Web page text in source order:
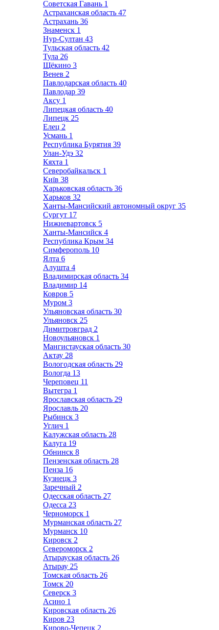
Советская Гавань 1
Астраханская область 47
Астрахань 36
Знаменск 1
Нур-Султан 43
Тульская область 42
Тула 26
Щёкино 3
Венев 2
Павлодарская область 40
Павлодар 39
Аксу 1
Липецкая область 40
Липецк 25
Елец 2
Усмань 1
Республика Бурятия 39
Улан-Удэ 32
Кяхта 1
Северобайкальск 1
Київ 38
Харьковская область 36
Харьков 32
Ханты-Мансийский автономный округ 35
Сургут 17
Нижневартовск 5
Ханты-Мансийск 4
Республика Крым 34
Симферополь 10
Ялта 6
Алушта 4
Владимирская область 34
Владимир 14
Ковров 5
Муром 3
Ульяновская область 30
Ульяновск 25
Димитровград 2
Новоульяновск 1
Мангистауская область 30
Актау 28
Вологодская область 29
Вологда 13
Череповец 11
Вытегра 1
Ярославская область 29
Ярославль 20
Рыбинск 3
Углич 1
Калужская область 28
Калуга 19
Обнинск 8
Пензенская область 28
Пенза 16
Кузнецк 3
Заречный 2
Одесская область 27
Одесса 23
Черноморск 1
Мурманская область 27
Мурманск 10
Кировск 2
Североморск 2
Атырауская область 26
Атырау 25
Томская область 26
Томск 20
Северск 3
Асино 1
Кировская область 26
Киров 23
Кирово-Чепецк 2